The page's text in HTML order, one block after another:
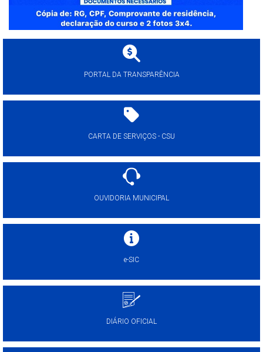
PORTAL DA TRANSPARÊNCIA
CARTA DE SERVIÇOS - CSU
OUVIDORIA MUNICIPAL
e-SIC
DIÁRIO OFICIAL